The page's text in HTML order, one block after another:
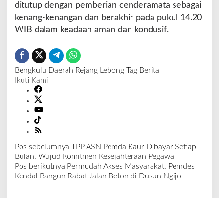
ditutup dengan pemberian cenderamata sebagai
kenang-kenangan dan berakhir pada pukul 14.20
WIB dalam keadaan aman dan kondusif.
Bengkulu Daerah Rejang Lebong Tag Berita
Ikuti Kami
N
a
v
Pos sebelumnya TPP ASN Pemda Kaur Dibayar Setiap
Bulan, Wujud Komitmen Kesejahteraan Pegawai
Pos berikutnya Permudah Akses Masyarakat, Pemdes
Kendal Bangun Rabat Jalan Beton di Dusun Ngijo